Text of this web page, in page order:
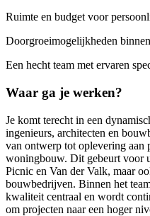
Ruimte en budget voor
Doorgroeimogelijkheden
Een hecht team met ervaren
Waar ga je werken?
Je komt terecht in een
ingenieurs, architecten en
van ontwerp tot oplevering aan
woningbouw. Dit gebeurt voor
Picnic en Van der Valk, maar
bouwbedrijven. Binnen het
kwaliteit centraal en wordt
om projecten naar een hoger